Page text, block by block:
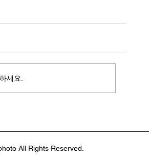
Shore :1947~ )
세요.
All Rights Reserved.